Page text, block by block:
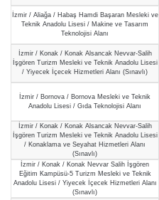
İzmir / Aliağa / Habaş Hamdi Başaran Mesleki ve
Teknik Anadolu Lisesi / Makine ve Tasarım
Teknolojisi Alanı
İzmir / Konak / Konak Alsancak Nevvar-Salih
İşgören Turizm Mesleki ve Teknik Anadolu Lisesi
/ Yiyecek İçecek Hizmetleri Alanı (Sınavlı)
İzmir / Bornova / Bornova Mesleki ve Teknik
Anadolu Lisesi / Gıda Teknolojisi Alanı
İzmir / Konak / Konak Alsancak Nevvar-Salih
İşgören Turizm Mesleki ve Teknik Anadolu Lisesi
/ Konaklama ve Seyahat Hizmetleri Alanı
(Sınavlı)
İzmir / Konak / Konak Nevvar Salih İşgören
Eğitim Kampüsü-5 Turizm Mesleki ve Teknik
Anadolu Lisesi / Yiyecek İçecek Hizmetleri Alanı
(Sınavlı)